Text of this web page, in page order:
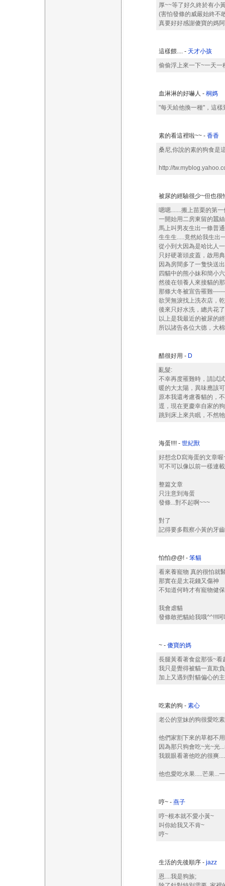
厚~~等了好久終於有小
(害怕發條的威嚴始終不
真要好好感謝傻寶的媽阿
這樣餵.... - 天才小孩
偷偷浮上來一下~一天一
血淋淋的好嚇人 - 桐媽
"每天給他換一種"，這
素的看這裡啦~~ - 香香
桑尼,你說的素的狗食是
http://
被尿的經驗很少~但也很
嗯嗯.......搬上苗栗的第
一開始用二房東留的蠶
馬上叫男友生出一條普
生生生.....竟然給我生出
從小到大因為是哈比人
只好硬著頭皮蓋，啟用
因為房間多了一隻快送
四貓中的熊小妹和簡小
然後在領養人來接貓的
那條大冬被宣告罹難
欲哭無淚找上洗衣店，
後來只好水洗，總共花
以上是我最近的被尿的
所以諸告各位大德，大
醋很好用 - D
亂髮:
不幸再度罹難時，請試
暖的大太陽，異味應該
原本我還考慮養貓的，
逕，現在更慶幸自家的
跳到床上來共眠，不然
海蛋!!!! - 世紀獸
好想念D寫海蛋的文章喔
可不可以像以前一樣連
整篇文章
只注意到海蛋
發條...對不起啊~~~
對了
記得要多觀察小黃的牙
怕怕@@! - 笨貓
看來養寵物 真的很怕就
那實在是太花錢又傷神
不知道何時才有寵物健
我會虐貓
發條敢把貓給我哦^^!!!呵
~ - 傻寶的媽
長腿黃看著食盆那張~看
我只是覺得被貓一直欺
加上又遇到對貓偏心的
吃素的狗 - 素心
老公的堂妹的狗很愛吃
他們家割下來的草都不
因為那只狗會吃~光~光
我親眼看著他吃的很爽
他也愛吃水果.....芒果...
哼~ - 燕子
哼~根本就不愛小黃~
叫你給我又不肯~
哼~
生活的先後順序 - jazz
恩....我是狗族;